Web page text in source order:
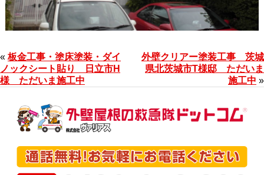
« 板金工事・塗床塗装・ダイ
ノックシート貼り 日立市H
様 ただいま施工中
外壁クリアー塗装工事 茨城
県北茨城市T様邸 ただいま
施工中 »